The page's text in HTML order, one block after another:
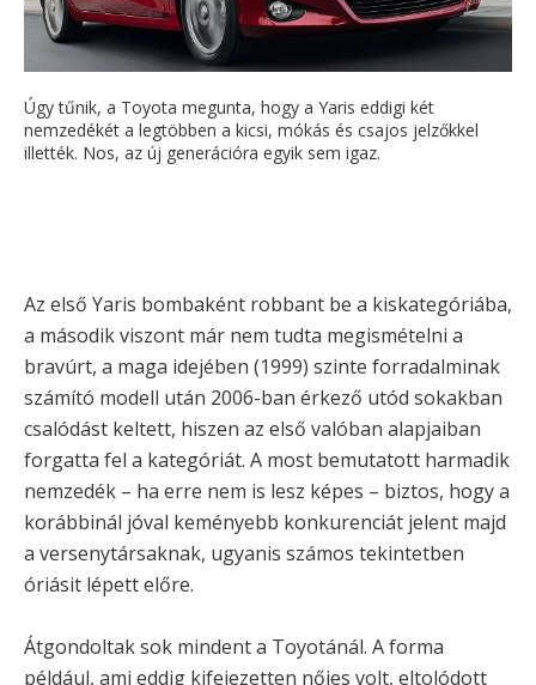
Úgy tűnik, a Toyota megunta, hogy a Yaris eddigi két
nemzedékét a legtöbben a kicsi, mókás és csajos jelzőkkel
illették. Nos, az új generációra egyik sem igaz.
Az első Yaris bombaként robbant be a kiskategóriába,
a második viszont már nem tudta megismételni a
bravúrt, a maga idejében (1999) szinte forradalminak
számító modell után 2006-ban érkező utód sokakban
csalódást keltett, hiszen az első valóban alapjaiban
forgatta fel a kategóriát. A most bemutatott harmadik
nemzedék – ha erre nem is lesz képes – biztos, hogy a
korábbinál jóval keményebb konkurenciát jelent majd
a versenytársaknak, ugyanis számos tekintetben
óriásit lépett előre.
Átgondoltak sok mindent a Toyotánál. A forma
például, ami eddig kifejezetten nőies volt, eltolódott